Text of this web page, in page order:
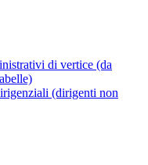
di vertice (da
(dirigenti non